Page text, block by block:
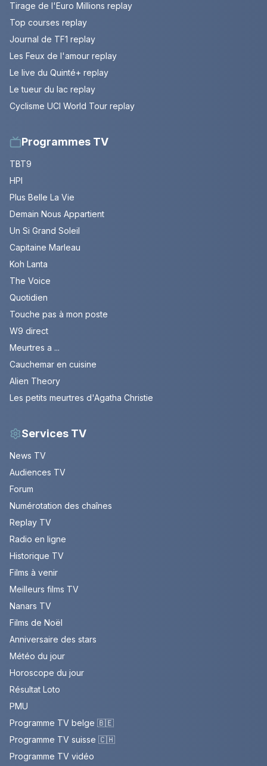
Tirage de l'Euro Millions replay
Top courses replay
Journal de TF1 replay
Les Feux de l'amour replay
Le live du Quinté+ replay
Le tueur du lac replay
Cyclisme UCI World Tour replay
Programmes TV
TBT9
HPI
Plus Belle La Vie
Demain Nous Appartient
Un Si Grand Soleil
Capitaine Marleau
Koh Lanta
The Voice
Quotidien
Touche pas à mon poste
W9 direct
Meurtres a ...
Cauchemar en cuisine
Alien Theory
Les petits meurtres d'Agatha Christie
Services TV
News TV
Audiences TV
Forum
Numérotation des chaînes
Replay TV
Radio en ligne
Historique TV
Films à venir
Meilleurs films TV
Nanars TV
Films de Noël
Anniversaire des stars
Météo du jour
Horoscope du jour
Résultat Loto
PMU
Programme TV belge 🇧🇪
Programme TV suisse 🇨🇭
Programme TV vidéo